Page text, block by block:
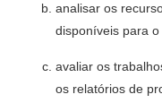
analisar os
disponíveis para
avaliar os
os relatórios de